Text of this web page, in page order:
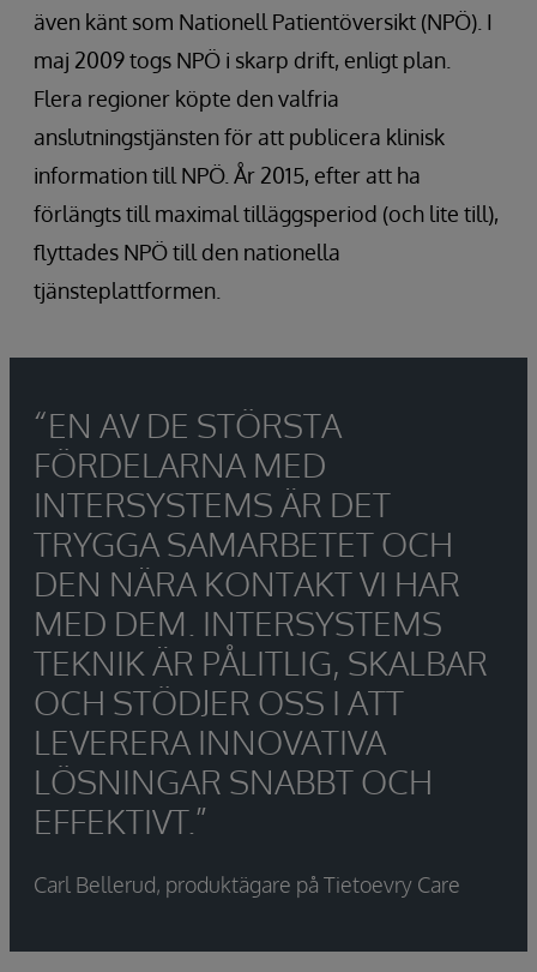
även känt som Nationell Patientöversikt (NPÖ). I
maj 2009 togs NPÖ i skarp drift, enligt plan.
Flera regioner köpte den valfria
anslutningstjänsten för att publicera klinisk
information till NPÖ. År 2015, efter att ha
förlängts till maximal tilläggsperiod (och lite till),
flyttades NPÖ till den nationella
tjänsteplattformen.
“EN AV DE STÖRSTA
FÖRDELARNA MED
INTERSYSTEMS ÄR DET
TRYGGA SAMARBETET OCH
DEN NÄRA KONTAKT VI HAR
MED DEM. INTERSYSTEMS
TEKNIK ÄR PÅLITLIG, SKALBAR
OCH STÖDJER OSS I ATT
LEVERERA INNOVATIVA
LÖSNINGAR SNABBT OCH
EFFEKTIVT.”
Carl Bellerud, produktägare på Tietoevry Care